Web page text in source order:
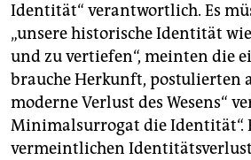
Identität“ verantwortlich. Es
„unsere historische Identität
und zu vertiefen“, meinten die
brauche Herkunft, postulierten
moderne Verlust des Wesens“
Minimalsurrogat die Identität“.
vermeintlichen